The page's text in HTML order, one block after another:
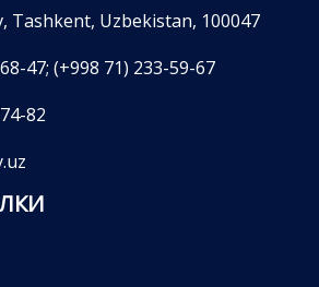
Tashkent, Uzbekistan, 100047
47; (+998 71) 233-59-67
82